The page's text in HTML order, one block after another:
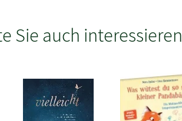
Sie auch interessieren